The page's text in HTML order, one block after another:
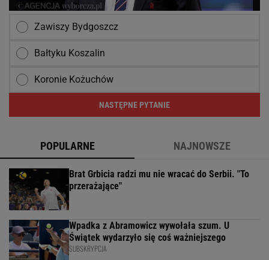
Zawiszy Bydgoszcz
Bałtyku Koszalin
Koronie Kożuchów
NASTĘPNE PYTANIE
POPULARNE NAJNOWSZE
Brat Grbicia radzi mu nie wracać do Serbii. "To
przerażające"
Wpadka z Abramowicz wywołała szum. U
Świątek wydarzyło się coś ważniejszego
SUBSKRYPCJA